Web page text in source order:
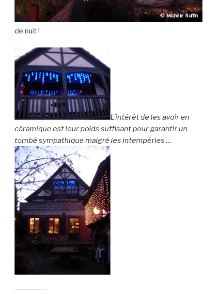
de nuit !
L’intérêt de les avoir en
céramique est leur poids suffisant pour garantir un
tombé sympathique malgré les intempéries …